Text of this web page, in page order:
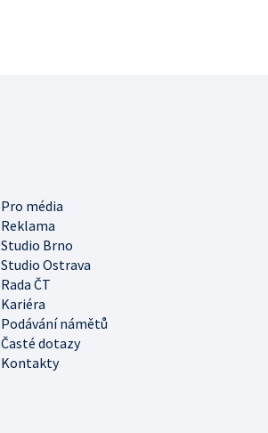
Pro média
Reklama
Studio Brno
Studio Ostrava
Rada ČT
Kariéra
Podávání námětů
Časté dotazy
Kontakty